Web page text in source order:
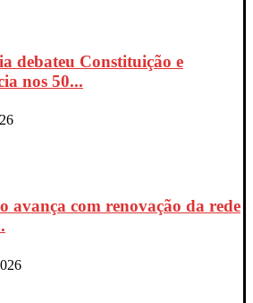
debateu Constituição e
nos 50...
avança com renovação da rede